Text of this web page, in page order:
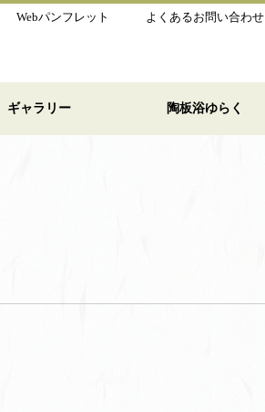
Webパンフレット よくあるお問い合わせ
ギャラリー 陶板浴ゆらく